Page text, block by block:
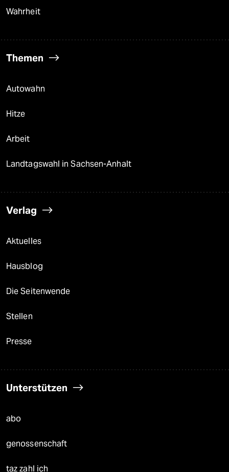
Wahrheit
Themen
Autowahn
Hitze
Arbeit
Landtagswahl in Sachsen-Anhalt
Verlag
Aktuelles
Hausblog
Die Seitenwende
Stellen
Presse
Unterstützen
abo
genossenschaft
taz zahl ich